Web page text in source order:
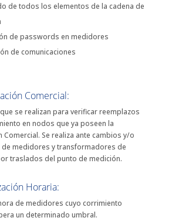
de todos los elementos de la cadena de
de passwords en medidores
de comunicaciones
Comercial:
se realizan para verificar reemplazos
en nodos que ya poseen la
Comercial. Se realiza ante cambios y/o
medidores y transformadores de
traslados del punto de medición.
Horaria:
de medidores cuyo corrimiento
un determinado umbral.